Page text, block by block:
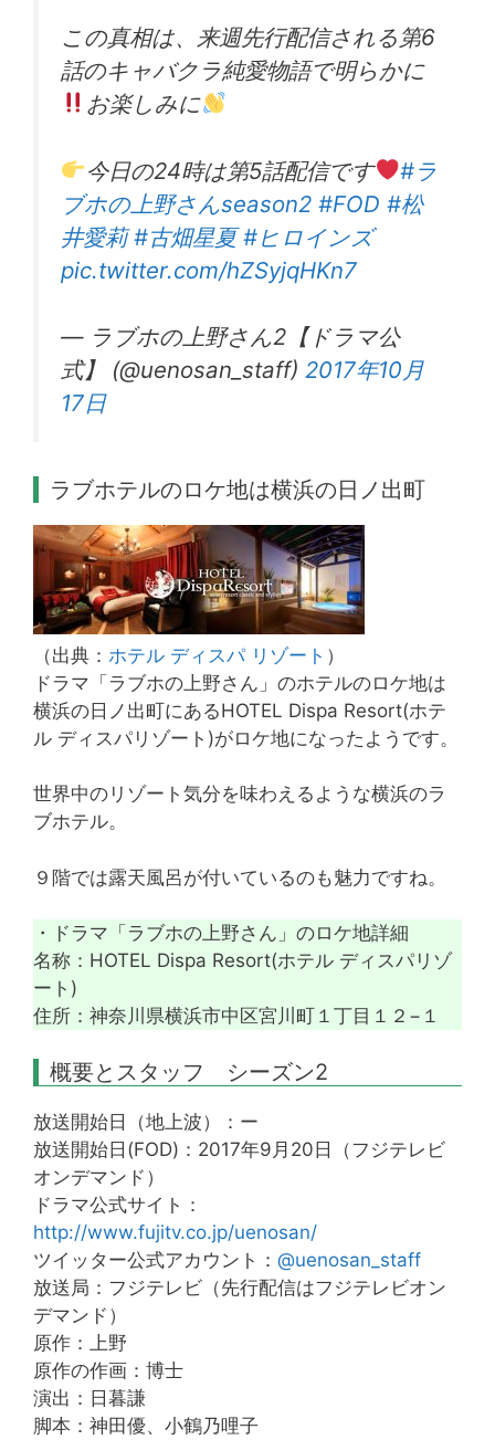
この真相は、来週先行配信される第6
話のキャバクラ純愛物語で明らかに
お楽しみに
今日の24時は第5話配信です
#ラ
ブホの上野さんseason2 #FOD #松
井愛莉 #古畑星夏 #ヒロインズ
pic.twitter.com/hZSyjqHKn7
— ラブホの上野さん2【ドラマ公
式】 (@uenosan_staff) 2017年10月
17日
ラブホテルのロケ地は横浜の日ノ出町
（出典： ホテル ディスパ リゾート ）
ドラマ「ラブホの上野さん」のホテルのロケ地は
横浜の日ノ出町にあるHOTEL Dispa Resort(ホテ
ル ディスパリゾート)がロケ地になったようです。
世界中のリゾート気分を味わえるような横浜のラ
ブホテル。
９階では露天風呂が付いているのも魅力ですね。
・ドラマ「ラブホの上野さん」のロケ地詳細
名称：HOTEL Dispa Resort(ホテル ディスパリゾ
ート)
住所：神奈川県横浜市中区宮川町１丁目１２−１
概要とスタッフ シーズン2
放送開始日（地上波）：ー
放送開始日(FOD)：2017年9月20日（フジテレビ
オンデマンド）
ドラマ公式サイト：
http://www.fujitv.co.jp/uenosan/
ツイッター公式アカウント： @uenosan_staff
放送局：フジテレビ（先行配信はフジテレビオン
デマンド）
原作：上野
原作の作画：博士
演出：日暮謙
脚本：神田優、小鶴乃哩子